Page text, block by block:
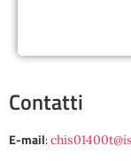
Contatti
E-mail: